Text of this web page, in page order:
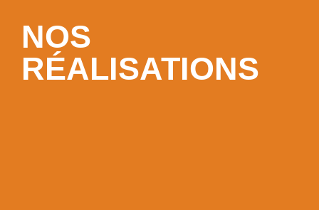
NOS
RÉALISATIONS